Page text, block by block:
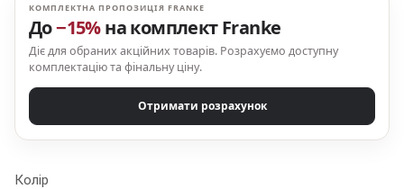
КОМПЛЕКТНА ПРОПОЗИЦІЯ FRANKE
До−15%на комплект Franke
Діє для обраних акційних товарів. Розрахуємо доступну
комплектацію та фінальну ціну.
Отримати розрахунок
Колір